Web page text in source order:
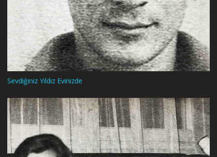
Sevdiğiniz Yıldız Evinizde